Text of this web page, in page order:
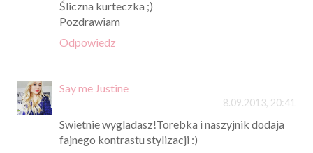
Śliczna kurteczka ;)
Pozdrawiam
Odpowiedz
Say me Justine
8.09.2013, 20:41
Swietnie wygladasz!Torebka i naszyjnik dodaja
fajnego kontrastu stylizacji :)